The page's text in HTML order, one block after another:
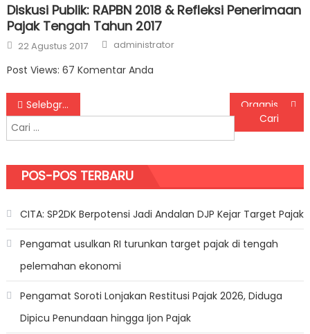
Diskusi Publik: RAPBN 2018 & Refleksi Penerimaan
Pajak Tengah Tahun 2017
Posted on
22 Agustus 2017 Author
administrator
Post Views: 67 Komentar Anda
Navigasi pos
Selebgram cemas. Tiba-tiba jadi target pajak. Jasa jadi tempat promosi disebut sangat berlimpah.
Cari untuk:
POS-POS TERBARU
CITA: SP2DK Berpotensi Jadi Andalan DJP Kejar Target Pajak
Pengamat usulkan RI turunkan target pajak di tengah
pelemahan ekonomi
Pengamat Soroti Lonjakan Restitusi Pajak 2026, Diduga
Dipicu Penundaan hingga Ijon Pajak